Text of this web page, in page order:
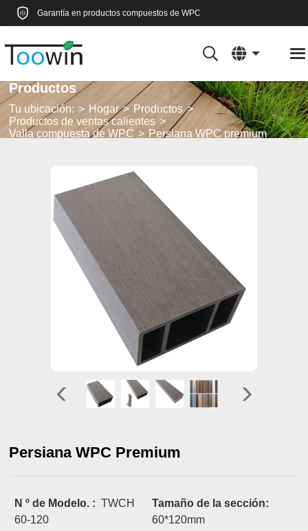
Garantía en productos compuestos de WPC
Productos
Tu ubicación: Hogar
Productos
Productos de ventas calientes
Valla compuesta de WPC
Persiana WPC premium
Persiana WPC Premium
N º de Modelo. :TWCH
60-120
Tamaño de la sección:
60*120mm